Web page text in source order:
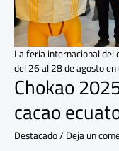
Chokao
cacao
Destacado/Deja un
La feria internacional del
del 26 al 28 de agosto en